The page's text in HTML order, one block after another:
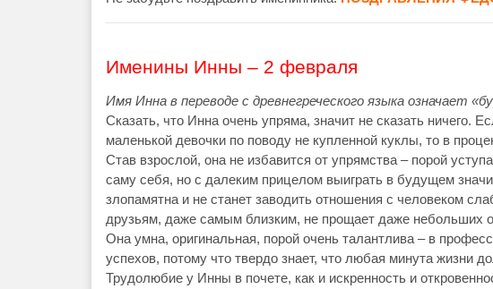
Именины Инны – 2 февраля
Имя Инна в переводе с древнегреческого языка означает
Сказать, что Инна очень упряма, значит не сказать ничего.
маленькой девочки по поводу не купленной куклы, то в
Став взрослой, она не избавится от упрямства – порой
саму себя, но с далеким прицелом выиграть в будущем
злопамятна и не станет заводить отношения с человеком
друзьям, даже самым близким, не прощает даже небольших
Она умна, оригинальная, порой очень талантлива – в
успехов, потому что твердо знает, что любая минута жизни
Трудолюбие у Инны в почете, как и искренность и